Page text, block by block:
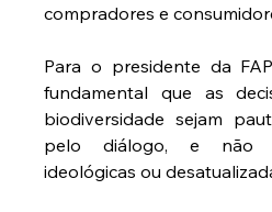
compradores e
Para o presidente da
fundamental que as
biodiversidade sejam
pelo diálogo, e não
ideológicas ou